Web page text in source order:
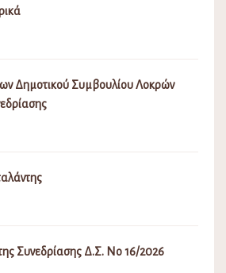
Δημοτικού Συμβουλίου Λοκρών
Συνεδρίασης Δ.Σ. Νο 16/2026